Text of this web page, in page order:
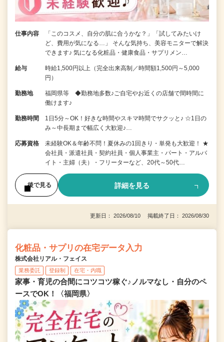
仕事内容
「このコスメ、自分の肌に合うかな？」「試してみたいけ
ど、費用が気になる…」 そんな気持ち、美容モニターで解決
できます♪ 気になる化粧品・健康食品・サプリメン…
給与
時給1,500円以上（完全出来高制／時間額1,500円～5,000
円）
勤務地
福岡県等 ◆勤務地多数♪ご自宅やお近くの店舗で間時間に
働けます♪
勤務時間
1日5分～OK！好きな時間やスキマ時間でサクッと♪ ☆1日の
み～中長期まで幅広く大歓迎♪…
応募資格
未経験OK＆年齢不問！夏休みの1回きり・単発も大歓迎！ ★
会社員・派遣社員・契約社員・個人事業主・パート・アルバ
イト・主婦（夫）・フリーターなど、20代～50代…
後で見る 詳細を見る
更新日： 2026/08/10 掲載終了日： 2026/08/30
化粧品・サプリの在宅データ入力
株式会社リアル・フェイス
業務委託 登録制 在宅・内職
家事・育児の合間にコツコツ稼ぐ♪ノルマなし・自分のペ
ースでOK！〈福岡県〉